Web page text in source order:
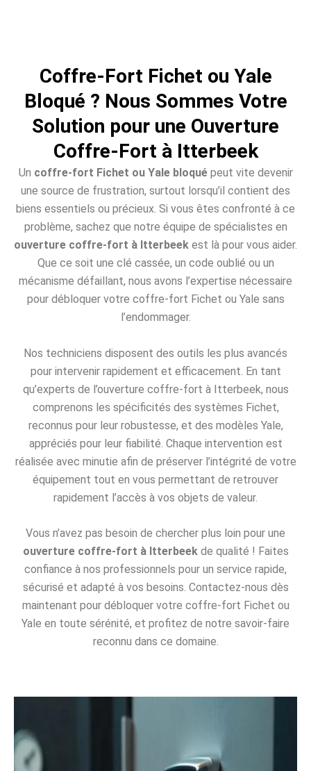
Coffre-Fort Fichet ou Yale
Bloqué ? Nous Sommes Votre
Solution pour une Ouverture
Coffre-Fort à Itterbeek
Un coffre-fort Fichet ou Yale bloquépeut vite devenir
une source de frustration, surtout lorsqu’il contient des
biens essentiels ou précieux. Si vous êtes confronté à ce
problème, sachez que notre équipe de spécialistes en
ouverture coffre-fort à Itterbeek est là pour vous aider.
Que ce soit une clé cassée, un code oublié ou un
mécanisme défaillant, nous avons l’expertise nécessaire
pour débloquer votre coffre-fort Fichet ou Yale sans
l’endommager.
Nos techniciens disposent des outils les plus avancés
pour intervenir rapidement et efficacement. En tant
qu’experts de l’ouverture coffre-fort à Itterbeek, nous
comprenons les spécificités des systèmes Fichet,
reconnus pour leur robustesse, et des modèles Yale,
appréciés pour leur fiabilité. Chaque intervention est
réalisée avec minutie afin de préserver l’intégrité de votre
équipement tout en vous permettant de retrouver
rapidement l’accès à vos objets de valeur.
Vous n’avez pas besoin de chercher plus loin pour une
ouverture coffre-fort à Itterbeekde qualité ! Faites
confiance à nos professionnels pour un service rapide,
sécurisé et adapté à vos besoins. Contactez-nous dès
maintenant pour débloquer votre coffre-fort Fichet ou
Yale en toute sérénité, et profitez de notre savoir-faire
reconnu dans ce domaine.